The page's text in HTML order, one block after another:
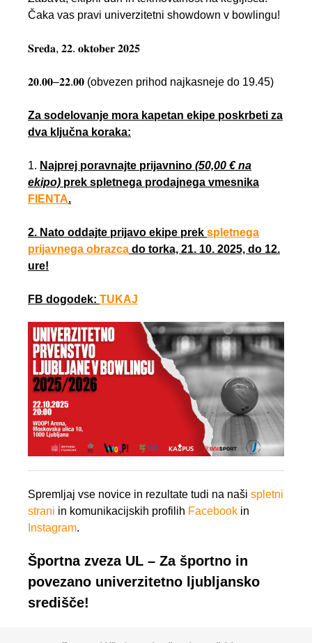
Čaka vas pravi univerzitetni showdown v bowlingu!
𝐒𝐫𝐞𝐝𝐚, 𝟐𝟐. 𝐨𝐤𝐭𝐨𝐛𝐞𝐫 𝟐𝟎𝟐𝟓
𝟐𝟎.𝟎𝟎–𝟐𝟐.𝟎𝟎 (obvezen prihod najkasneje do 19.45)
Za sodelovanje mora kapetan ekipe poskrbeti za
dva ključna koraka:
1. Najprej poravnajte prijavnino (50,00 € na
ekipo) prek spletnega prodajnega vmesnika
FIENTA.
2. Nato oddajte prijavo ekipe prek spletnega
prijavnega obrazca do torka, 21. 10. 2025, do 12.
ure!
FB dogodek: TUKAJ
Spremljaj vse novice in rezultate tudi na naši spletni
strani in komunikacijskih profilih Facebook in
Instagram.
Športna zveza UL – Za športno in
povezano univerzitetno ljubljansko
središče!